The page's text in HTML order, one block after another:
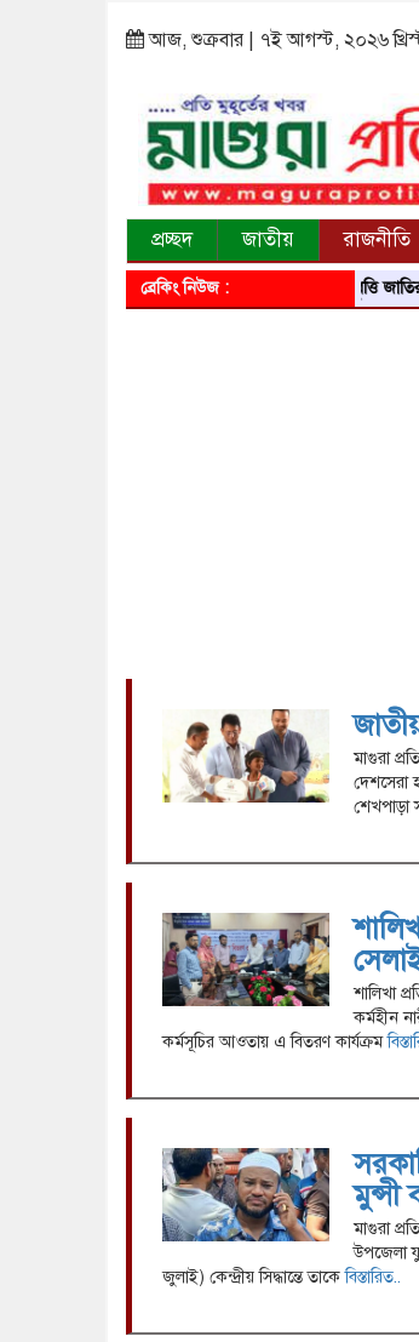
আজ, শুক্রবার | ৭ই আগস্ট, ২০২৬
প্রচ্ছদ জাতীয় রাজনীতি
ব্রেকিং নিউজ : আবৃত্তি জাতির
মাগুরা
দেশসেরা
শেখপাড়া
শালিখা
কর্মহীন
কর্মসূচির আওতায় এ বিতরণ কার্যক্রম
মুন্সী
মাগুরা
উপজেলা
জুলাই) কেন্দ্রীয় সিদ্ধান্তে তাকেবিস্তারিত..